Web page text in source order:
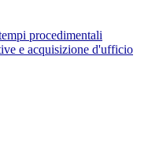
procedimentali
e acquisizione d'ufficio